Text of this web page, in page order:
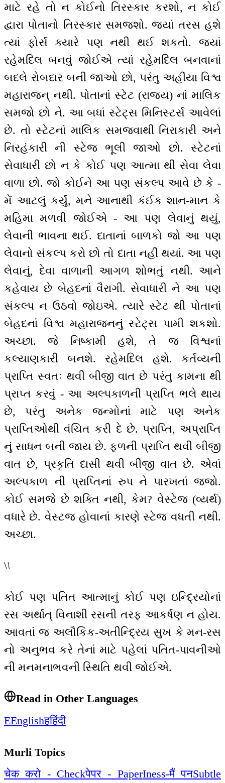
માટે રહે તો ન કોઈનો તિરસ્કાર કરશો, ન કોઈ
દ્વારા પોતાનો તિરસ્કાર સમજશો. જ્યાં તરસ હશે
ત્યાં ફોર્સ ક્યારે પણ નથી થઈ શકતો. જ્યાં
રહેમદિલ બનવું જોઈએ ત્યાં રહેમદિલ બનવાનાં
બદલે રોબદાર બની જાઓ છો, પરંતુ અહીંયા વિશ્વ
મહારાજન્ નથી. પોતાનાં સ્ટેટ (રાજ્ય) નાં માલિક
સમજો છો ને. આ બધાં સ્ટેટ્સ મિનિસ્ટર્સ આવેલાં
છે. તો સ્ટેટનાં માલિક સમજવાથી નિરાકારી અને
નિરહંકારી ની સ્ટેજ ભૂલી જાઓ છો. સ્ટેટનાં
સેવાધારી છો ન કે કોઈ પણ આત્મા થી સેવા લેવા
વાળા છો. જો કોઈને આ પણ સંકલ્પ આવે છે કે -
મેં આટલું કર્યું, મને આનાથી કંઈક શાન-માન કે
મહિમા મળવી જોઈએ - આ પણ લેવાનું થયું,
લેવાની ભાવના થઈ. દાતાનાં બાળકો જો આ પણ
લેવાનો સંકલ્પ કરો છો તો દાતા નહીં થયાં. આ પણ
લેવાનું, દેવા વાળાની આગળ શોભતું નથી. આને
કહેવાય છે બેહદનાં વૈરાગી. સેવાધારી ને આ પણ
સંકલ્પ ન ઉઠવો જોઇએ. ત્યારે સ્ટેટ થી પોતાનાં
બેહદનાં વિશ્વ મહારાજનનું સ્ટેટ્સ પામી શકશો.
અચ્છા. જે નિષ્કામી હશે, તે જ વિશ્વનાં
કલ્યાણકારી બનશે. રહેમદિલ હશે. કર્તવ્યની
પ્રાપ્તિ સ્વતઃ થવી બીજી વાત છે પરંતુ કામના થી
પ્રાપ્ત કરવું - આ અલ્પકાળની પ્રાપ્તિ ભલે થાય
છે, પરંતુ અનેક જન્મોનાં માટે પણ અનેક
પ્રાપ્તિઓથી વંચિત કરી દે છે. પ્રાપ્તિ, અપ્રાપ્તિ
નું સાધન બની જાય છે. ફળની પ્રાપ્તિ થવી બીજી
વાત છે, પ્રકૃતિ દાસી થવી બીજી વાત છે. એવાં
અલ્પકાળ ની પ્રાપ્તિનાં રુપ ને પારખતાં જજો.
કોઈ સમજે છે શક્તિ નથી, કેમ? વેસ્ટેજ (વ્યર્થ)
વધારે છે. વેસ્ટજ હોવાનાં કારણે સ્ટેજ વધતી નથી.
અચ્છા.
\\
કોઈ પણ પતિત આત્માનું કોઈ પણ ઇન્દ્રિયોનાં
રસ અર્થાત્ વિનાશી રસની તરફ આકર્ષણ ન હોય.
આવતાં જ અલૌકિક-અતીન્દ્રિય સુખ કે મન-રસ
નો અનુભવ કરે તેનાં માટે પહેલાં પતિત-પાવનીઓ
ની મનમનાભવની સ્થિતિ થવી જોઈએ.
Read in Other Languages
EEnglishहहिंदी
Murli Topics
चेक करो - Checkपेपर - PaperIness-मैं पनSubtle